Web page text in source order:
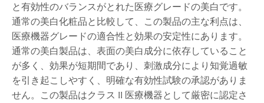
と有効性のバランスがとれた医療グレードの美白です。
通常の美白化粧品と比較して、この製品の主な利点は、
医療機器グレードの適合性と効果の安定性にあります。
通常の美白製品は、表面の美白成分に依存していること
が多く、効果が短期間であり、刺激成分により知覚過敏
を引き起こしやすく、明確な有効性試験の承認がありま
せん。この製品はクラス II 医療機器として厳密に認定さ